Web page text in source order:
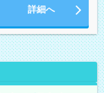
詳細へ